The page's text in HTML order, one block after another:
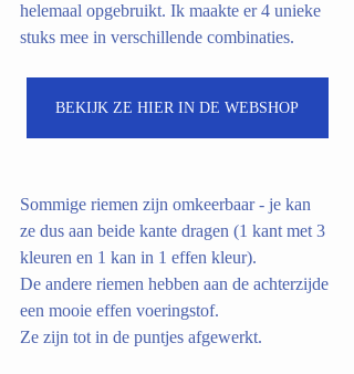
helemaal opgebruikt. Ik maakte er 4 unieke
stuks mee in verschillende combinaties.
BEKIJK ZE HIER IN DE WEBSHOP
Sommige riemen zijn omkeerbaar - je kan
ze dus aan beide kante dragen (1 kant met 3
kleuren en 1 kan in 1 effen kleur).
De andere riemen hebben aan de achterzijde
een mooie effen voeringstof.
Ze zijn tot in de puntjes afgewerkt.